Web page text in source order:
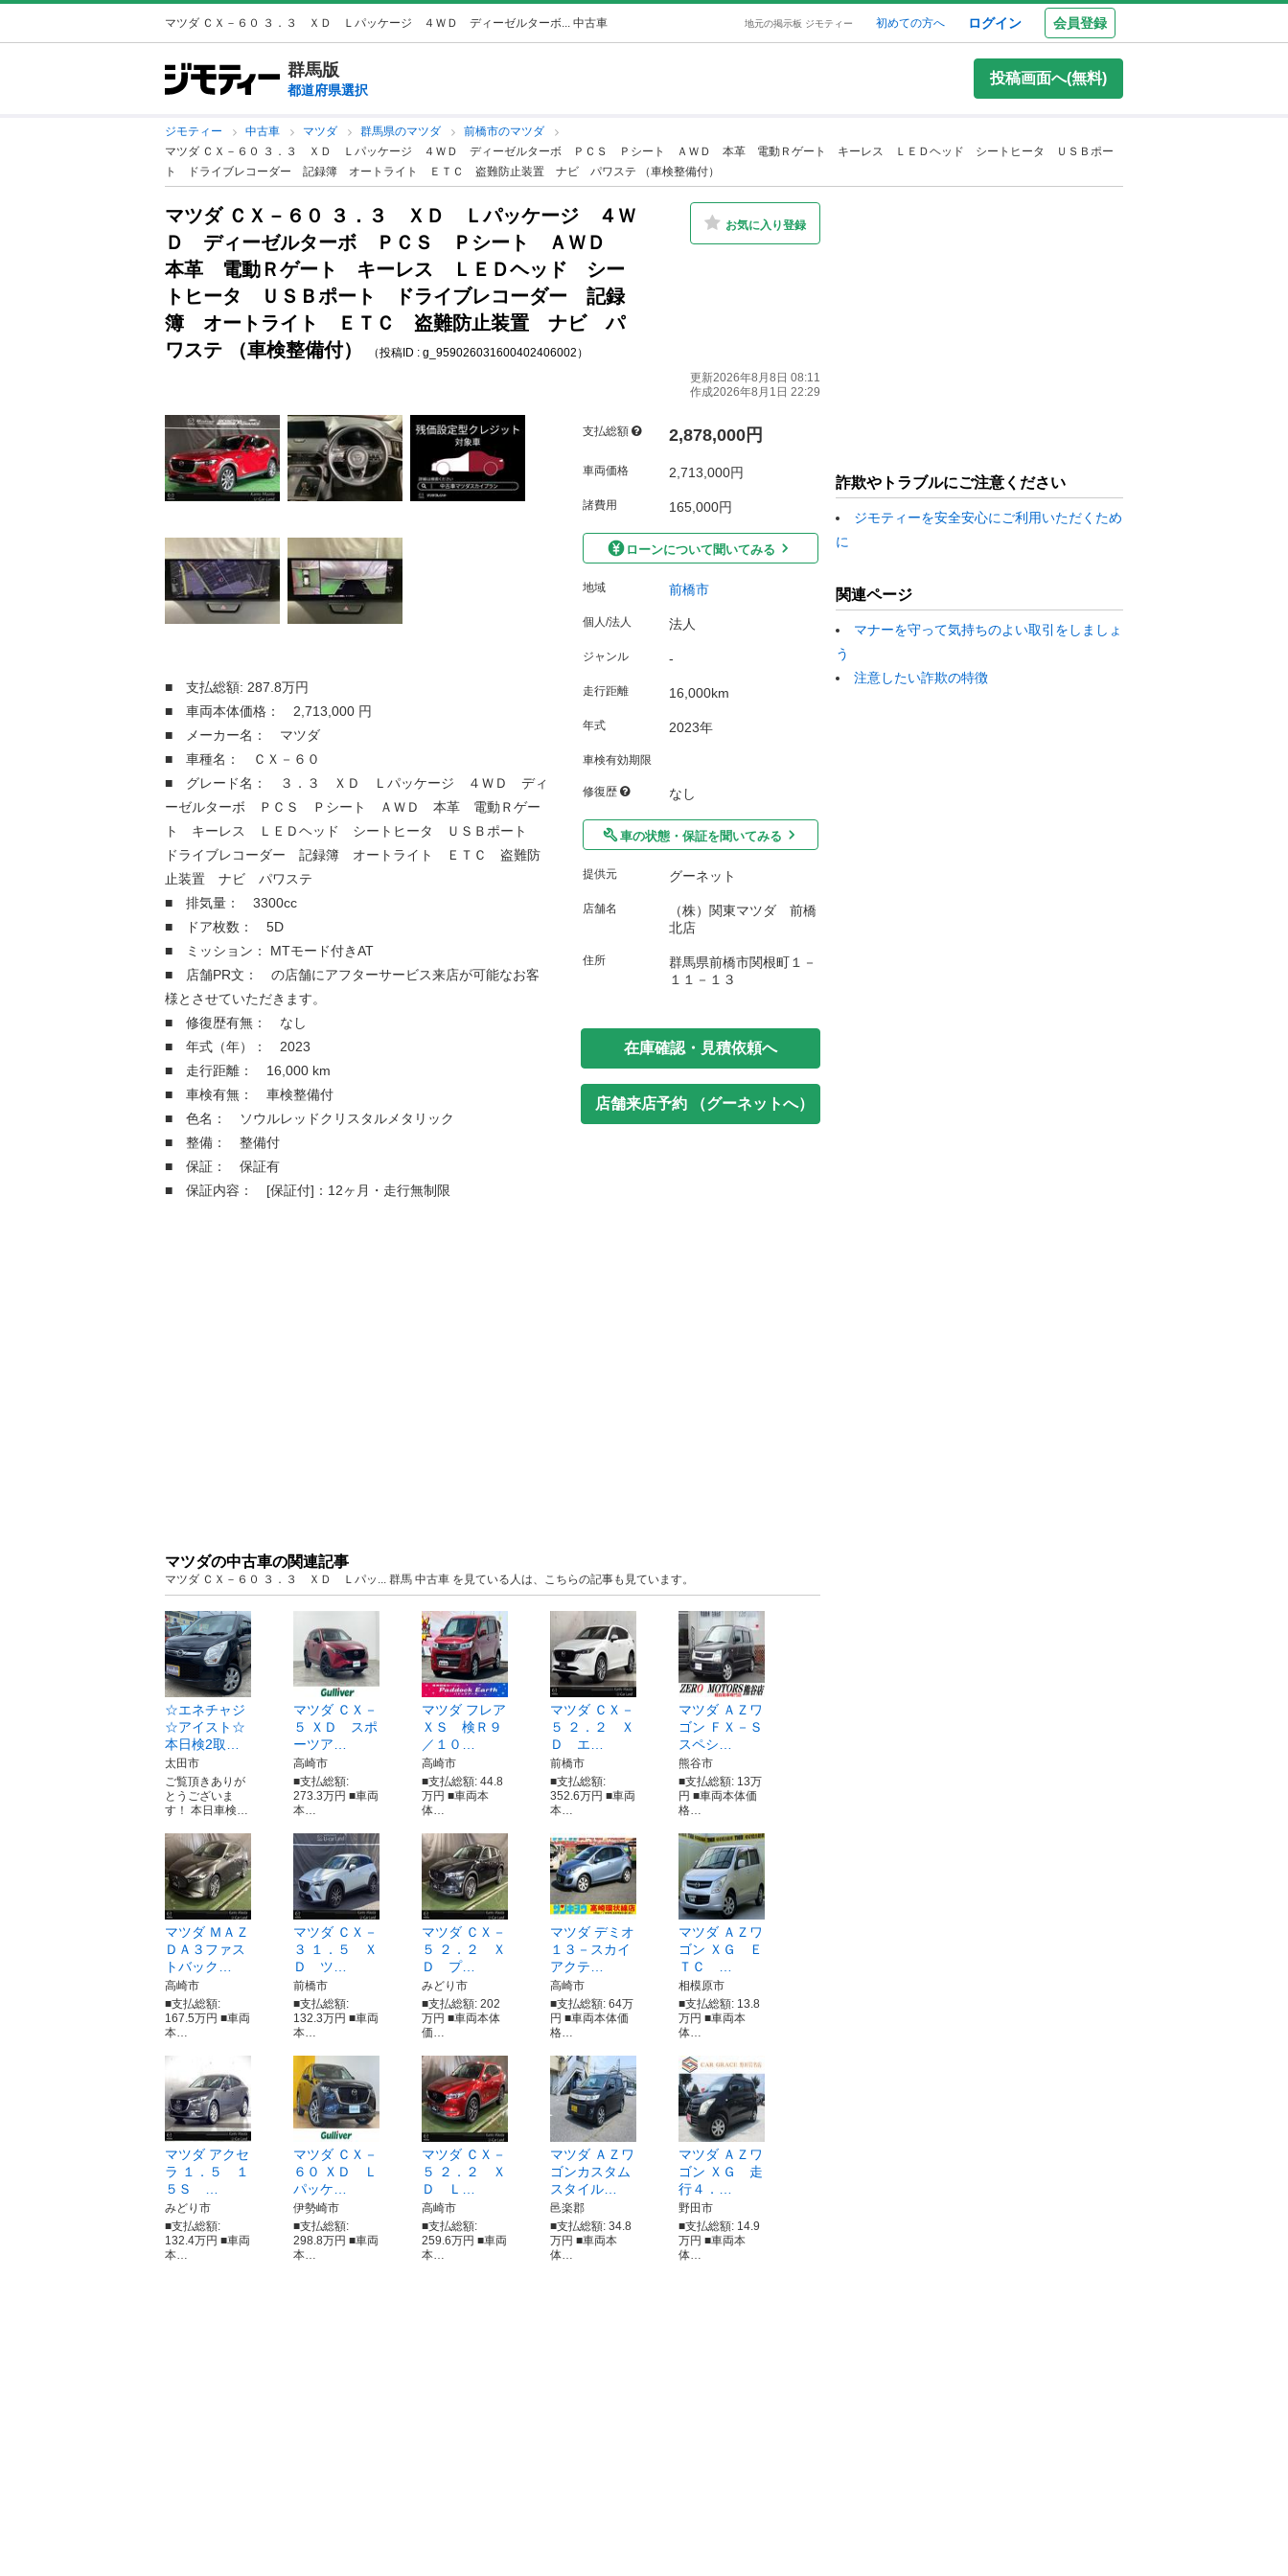
マツダ ＣＸ－６０ ３．３ ＸＤ Ｌパッケージ ４ＷＤ ディーゼルターボ... 中古車 地元の掲示板 ジモティー 初めての方へ ログイン 会員登録
群馬版
都道府県選択
投稿画面へ(無料)
ジモティー 中古車 マツダ 群馬県のマツダ
前橋市のマツダ
マツダ ＣＸ－６０ ３．３ ＸＤ Ｌパッケージ ４ＷＤ ディーゼルターボ ＰＣＳ Ｐシート ＡＷＤ 本革 電動Ｒゲート キーレス ＬＥＤヘッド シートヒータ ＵＳＢポー
ト ドライブレコーダー 記録簿 オートライト ＥＴＣ 盗難防止装置 ナビ パワステ （車検整備付）
マツダ ＣＸ－６０ ３．３ ＸＤ Ｌパッケージ ４Ｗ
Ｄ ディーゼルターボ ＰＣＳ Ｐシート ＡＷＤ
本革 電動Ｒゲート キーレス ＬＥＤヘッド シー
トヒータ ＵＳＢポート ドライブレコーダー 記録
簿 オートライト ＥＴＣ 盗難防止装置 ナビ パ
ワステ （車検整備付）
（投稿ID : g_959026031600402406002）
お気に入り登録
更新2026年8月8日 08:11
作成2026年8月1日 22:29
■ 支払総額: 287.8万円
■ 車両本体価格： 2,713,000 円
■ メーカー名： マツダ
■ 車種名： ＣＸ－６０
■ グレード名： ３．３ ＸＤ Ｌパッケージ ４ＷＤ ディ
ーゼルターボ ＰＣＳ Ｐシート ＡＷＤ 本革 電動Ｒゲー
ト キーレス ＬＥＤヘッド シートヒータ ＵＳＢポート
ドライブレコーダー 記録簿 オートライト ＥＴＣ 盗難防
止装置 ナビ パワステ
■ 排気量： 3300cc
■ ドア枚数： 5D
■ ミッション： MTモード付きAT
■ 店舗PR文： の店舗にアフターサービス来店が可能なお客
様とさせていただきます。
■ 修復歴有無： なし
■ 年式（年）： 2023
■ 走行距離： 16,000 km
■ 車検有無： 車検整備付
■ 色名： ソウルレッドクリスタルメタリック
■ 整備： 整備付
■ 保証： 保証有
■ 保証内容： [保証付]：12ヶ月・走行無制限
支払総額 2,878,000円
車両価格 2,713,000円
諸費用 165,000円
ローンについて聞いてみる
地域 前橋市
個人/法人 法人
ジャンル -
走行距離 16,000km
年式 2023年
車検有効期限
修復歴 なし
車の状態・保証を聞いてみる
提供元 グーネット
店舗名
（株）関東マツダ 前橋
北店
住所
群馬県前橋市関根町１－
１１－１３
在庫確認・見積依頼へ
店舗来店予約 （グーネットへ）
マツダの中古車の関連記事
マツダ ＣＸ－６０ ３．３ ＸＤ Ｌパッ... 群馬 中古車 を見ている人は、こちらの記事も見ています。
☆エネチャジ
☆アイスト☆
本日検2取…
太田市
ご覧頂きありが
とうございま
す！ 本日車検…
マツダ ＣＸ－
５ ＸＤ スポ
ーツア…
高崎市
■支払総額:
273.3万円 ■車両
本…
マツダ フレア
ＸＳ 検Ｒ９
／１０…
高崎市
■支払総額: 44.8
万円 ■車両本
体…
マツダ ＣＸ－
５ ２．２ Ｘ
Ｄ エ…
前橋市
■支払総額:
352.6万円 ■車両
本…
マツダ ＡＺワ
ゴン ＦＸ－Ｓ
スペシ…
熊谷市
■支払総額: 13万
円 ■車両本体価
格…
マツダ ＭＡＺ
ＤＡ３ファス
トバック…
高崎市
■支払総額:
167.5万円 ■車両
本…
マツダ ＣＸ－
３ １．５ Ｘ
Ｄ ツ…
前橋市
■支払総額:
132.3万円 ■車両
本…
マツダ ＣＸ－
５ ２．２ Ｘ
Ｄ プ…
みどり市
■支払総額: 202
万円 ■車両本体
価…
マツダ デミオ
１３－スカイ
アクテ…
高崎市
■支払総額: 64万
円 ■車両本体価
格…
マツダ ＡＺワ
ゴン ＸＧ Ｅ
ＴＣ …
相模原市
■支払総額: 13.8
万円 ■車両本
体…
マツダ アクセ
ラ １．５ １
５Ｓ …
みどり市
■支払総額:
132.4万円 ■車両
本…
マツダ ＣＸ－
６０ ＸＤ Ｌ
パッケ…
伊勢崎市
■支払総額:
298.8万円 ■車両
本…
マツダ ＣＸ－
５ ２．２ Ｘ
Ｄ Ｌ…
高崎市
■支払総額:
259.6万円 ■車両
本…
マツダ ＡＺワ
ゴンカスタム
スタイル…
邑楽郡
■支払総額: 34.8
万円 ■車両本
体…
マツダ ＡＺワ
ゴン ＸＧ 走
行４．…
野田市
■支払総額: 14.9
万円 ■車両本
体…
詐欺やトラブルにご注意ください
ジモティーを安全安心にご利用いただくため
に
関連ページ
マナーを守って気持ちのよい取引をしましょ
う
注意したい詐欺の特徴